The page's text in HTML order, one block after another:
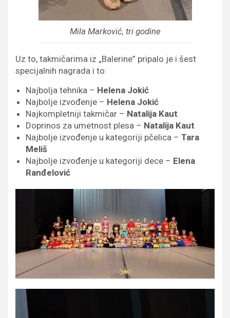
Mila Marković, tri godine
Uz to, takmičarima iz „Balerine” pripalo je i šest
specijalnih nagrada i to:
Najbolja tehnika – Helena Jokić
Najbolje izvođenje – Helena Jokić
Najkompletniji takmičar – Natalija Kaut
Doprinos za umetnost plesa – Natalija Kaut
Najbolje izvođenje u kategoriji pčelica – Tara
Meliš
Najbolje izvođenje u kategoriji dece – Elena
Ranđelović